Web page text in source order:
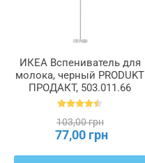
ИКЕА Вспениватель для
молока, черный PRODUKT
ПРОДАКТ, 503.011.66
103,00 грн
77,00 грн